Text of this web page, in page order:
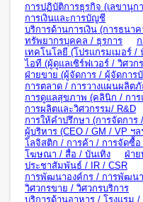
การปฏิบัติการธุรกิจ (เลขานุก
การเงินและการบัญชี
บริการด้านการเงิน (การธนาค
ทรัพยากรบุคคล / ธุรการ
เทคโนโลยี (โปรแกรมเมอร์
ไอที (ผู้ดูแลเซิร์ฟเวอร์ / วิศวก
ฝ่ายขาย (ผู้จัดการ / ผู้จัดกา
การตลาด / การวางแผนผลิต
การดูแลสุขภาพ (คลินิก / กา
การผลิตและวิศวกรรม/ R&D
การให้คำปรึกษา (การจัดการ
ผู้บริหาร (CEO / GM / VP ฯล
โลจิสติก / การค้า / การจัดซื้
โฆษณา / สื่อ / บันเทิง
ฝ่า
ประชาสัมพันธ์ / IR / CSR
การพัฒนาองค์กร / การพัฒน
วิศวกรขาย / วิศวกรบริการ
บริการด้านอาหาร / โรงแรม